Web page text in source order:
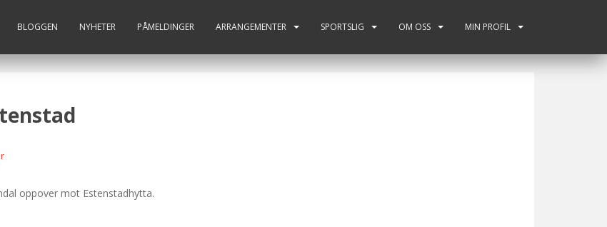
BLOGGEN NYHETER PÅMELDINGER ARRANGEMENTER SPORTSLIG OM OSS MIN PROFIL
oppover mot Estenstadhytta.